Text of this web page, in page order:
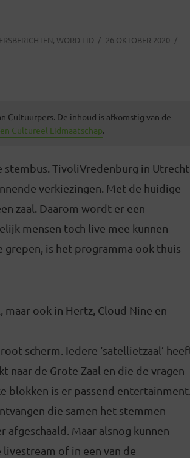
, WORD LID
26 OKTOBER 2020
Cultuurpers. De inhoud is afkomstig van de
Cultureel Lidmaatschap.
stembus. TivoliVredenburg in Utrecht
verkiezingen. Met de huidige
zaal. Daarom wordt er een
mensen toch live mee kunnen
grepen, is het programma ook thuis
ook in Hertz, Cloud Nine en
scherm. Iedere ‘satellietzaal’
naar de Grote Zaal en die de vragen
blokken is er passend entertainment.
die samen het stemmen
Maar alsnog kunnen
of in een van de